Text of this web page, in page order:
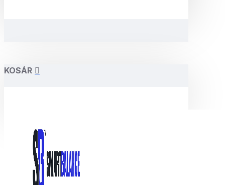
KOSÁR